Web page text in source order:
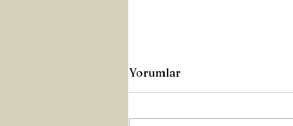
Yorumlar